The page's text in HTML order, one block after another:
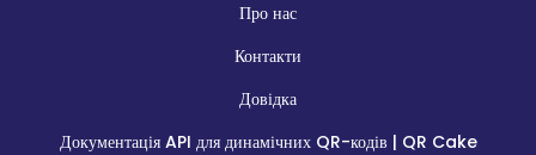
Про нас
Контакти
Довідка
Документація API для динамічних QR-кодів | QR Cake